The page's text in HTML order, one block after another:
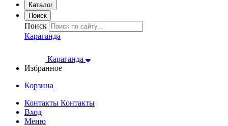
Каталог
Поиск
Поиск
Караганда
Караганда
Избранное
Корзина
Контакты Контакты
Вход
Меню